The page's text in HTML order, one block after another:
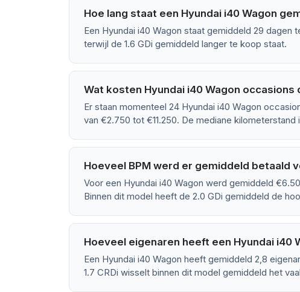
Hoe lang staat een Hyundai i40 Wagon
Een Hyundai i40 Wagon staat gemiddeld 29
terwijl de 1.6 GDi gemiddeld langer te koop staat.
Wat kosten Hyundai i40 Wagon occasions
Er staan momenteel 24 Hyundai i40 Wagon
van €2.750 tot €11.250. De mediane kilometerstand
Hoeveel BPM werd er gemiddeld betaald
Voor een Hyundai i40 Wagon werd gemiddeld
Binnen dit model heeft de 2.0 GDi gemiddeld de
Hoeveel eigenaren heeft een Hyundai i40
Een Hyundai i40 Wagon heeft gemiddeld 2,8
1.7 CRDi wisselt binnen dit model gemiddeld het